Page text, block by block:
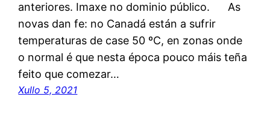
anteriores. Imaxe no dominio público. As
novas dan fe: no Canadá están a sufrir
temperaturas de case 50 ºC, en zonas onde
o normal é que nesta época pouco máis teña
feito que comezar…
Xullo 5, 2021